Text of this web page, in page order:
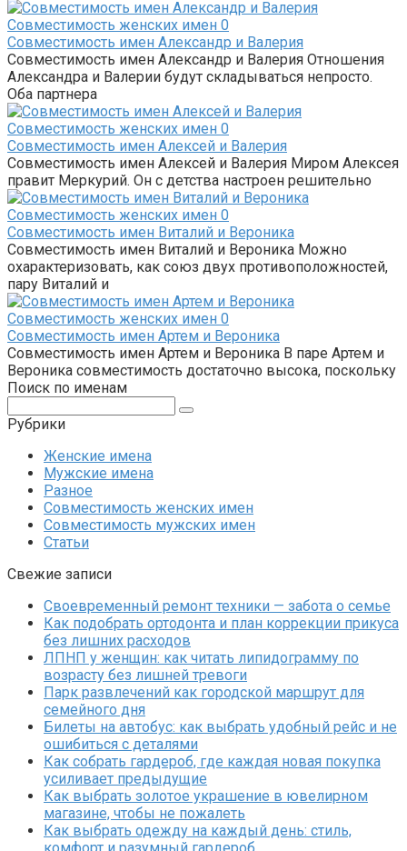
Совместимость женских имен 0
Совместимость имен Александр и Валерия
Совместимость имен Александр и Валерия Отношения
Александра и Валерии будут складываться непросто.
Оба партнера
Совместимость женских имен 0
Совместимость имен Алексей и Валерия
Совместимость имен Алексей и Валерия Миром Алексея
правит Меркурий. Он с детства настроен решительно
Совместимость женских имен 0
Совместимость имен Виталий и Вероника
Совместимость имен Виталий и Вероника Можно
охарактеризовать, как союз двух противоположностей,
пару Виталий и
Совместимость женских имен 0
Совместимость имен Артем и Вероника
Совместимость имен Артем и Вероника В паре Артем и
Вероника совместимость достаточно высока, поскольку
Поиск по именам
Рубрики
Женские имена
Мужские имена
Разное
Совместимость женских имен
Совместимость мужских имен
Статьи
Свежие записи
Своевременный ремонт техники — забота о семье
Как подобрать ортодонта и план коррекции прикуса
без лишних расходов
ЛПНП у женщин: как читать липидограмму по
возрасту без лишней тревоги
Парк развлечений как городской маршрут для
семейного дня
Билеты на автобус: как выбрать удобный рейс и не
ошибиться с деталями
Как собрать гардероб, где каждая новая покупка
усиливает предыдущие
Как выбрать золотое украшение в ювелирном
магазине, чтобы не пожалеть
Как выбрать одежду на каждый день: стиль,
комфорт и разумный гардероб